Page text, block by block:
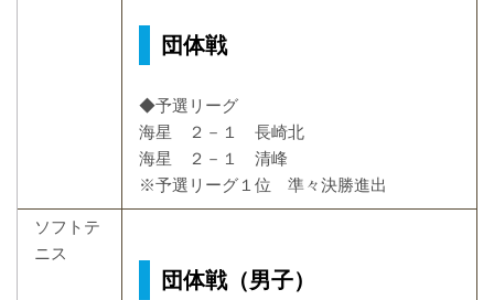
団体戦
◆予選リーグ
海星 ２－１ 長崎北
海星 ２－１ 清峰
※予選リーグ１位 準々決勝進出
ソフトテ
ニス
団体戦（男子）